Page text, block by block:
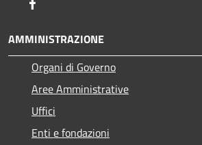
AMMINISTRAZIONE
Organi di Governo
Aree Amministrative
Uffici
Enti e fondazioni